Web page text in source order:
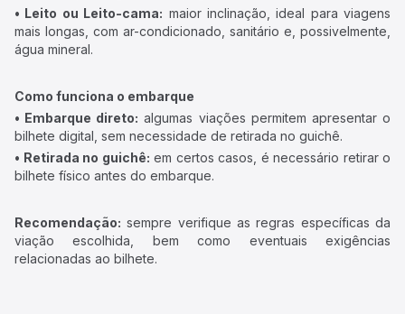
• Leito ou Leito-cama: maior inclinação, ideal para viagens
mais longas, com ar-condicionado, sanitário e, possivelmente,
água mineral.
Como funciona o embarque
• Embarque direto: algumas viações permitem apresentar o
bilhete digital, sem necessidade de retirada no guichê.
• Retirada no guichê: em certos casos, é necessário retirar o
bilhete físico antes do embarque.
Recomendação: sempre verifique as regras específicas da
viação escolhida, bem como eventuais exigências
relacionadas ao bilhete.